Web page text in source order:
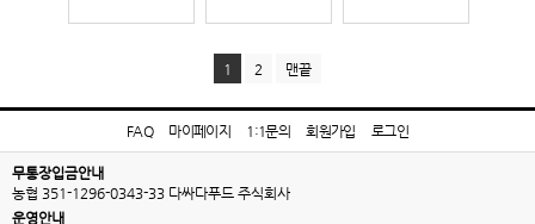
1 2 맨끝
FAQ 마이페이지 1:1문의 회원가입 로그인
무통장입금안내
농협 351-1296-0343-33 다싸다푸드 주식회사
운영안내